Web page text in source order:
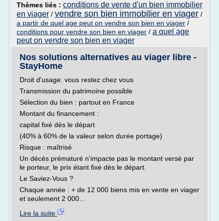
Thèmes liés : conditions de vente d'un bien immobilier
en viager / vendre son bien immobilier en viager /
a partir de quel age peut on vendre son bien en viager /
conditions pour vendre son bien en viager / a quel age
peut on vendre son bien en viager
Nos solutions alternatives au viager libre -
StayHome
Droit d'usage: vous restez chez vous
Transmission du patrimoine possible
Sélection du bien : partout en France
Montant du financement :
capital fixé dès le départ
(40% à 60% de la valeur selon durée portage)
Risque : maîtrisé
Un décès prématuré n'impacte pas le montant versé par
le porteur, le prix étant fixé dès le départ.
Le Saviez-Vous ?
Chaque année : + de 12 000 biens mis en vente en viager
et seulement 2 000...
Lire la suite